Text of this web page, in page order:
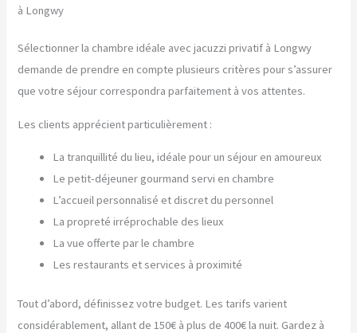
à Longwy
Sélectionner la chambre idéale avec jacuzzi privatif à Longwy
demande de prendre en compte plusieurs critères pour s’assurer
que votre séjour correspondra parfaitement à vos attentes.
Les clients apprécient particulièrement :
La tranquillité du lieu, idéale pour un séjour en amoureux
Le petit-déjeuner gourmand servi en chambre
L’accueil personnalisé et discret du personnel
La propreté irréprochable des lieux
La vue offerte par le chambre
Les restaurants et services à proximité
Tout d’abord, définissez votre budget. Les tarifs varient
considérablement, allant de 150€ à plus de 400€ la nuit. Gardez à